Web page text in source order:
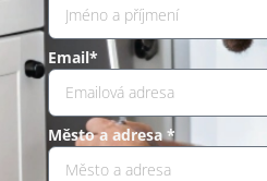
Email*
Město a adresa *